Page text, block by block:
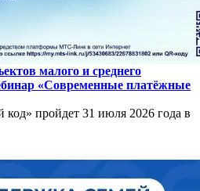
малого и среднего
«Современные платёжные
пройдет 31 июля 2026 года в